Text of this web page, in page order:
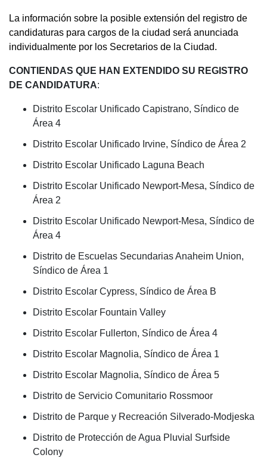
La información sobre la posible extensión del registro de
candidaturas para cargos de la ciudad será anunciada
individualmente por los Secretarios de la Ciudad.
CONTIENDAS QUE HAN EXTENDIDO SU REGISTRO
DE CANDIDATURA:
Distrito Escolar Unificado Capistrano, Síndico de
Área 4
Distrito Escolar Unificado Irvine, Síndico de Área 2
Distrito Escolar Unificado Laguna Beach
Distrito Escolar Unificado Newport-Mesa, Síndico de
Área 2
Distrito Escolar Unificado Newport-Mesa, Síndico de
Área 4
Distrito de Escuelas Secundarias Anaheim Union,
Síndico de Área 1
Distrito Escolar Cypress, Síndico de Área B
Distrito Escolar Fountain Valley
Distrito Escolar Fullerton, Síndico de Área 4
Distrito Escolar Magnolia, Síndico de Área 1
Distrito Escolar Magnolia, Síndico de Área 5
Distrito de Servicio Comunitario Rossmoor
Distrito de Parque y Recreación Silverado-Modjeska
Distrito de Protección de Agua Pluvial Surfside
Colony